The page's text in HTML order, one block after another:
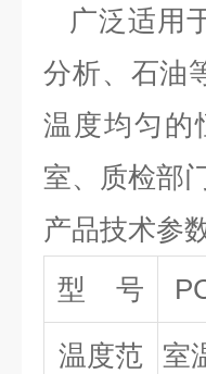
广泛适用
分析、石油
温度均匀的
室、质检部
产品技术参
型 号
温度范
室